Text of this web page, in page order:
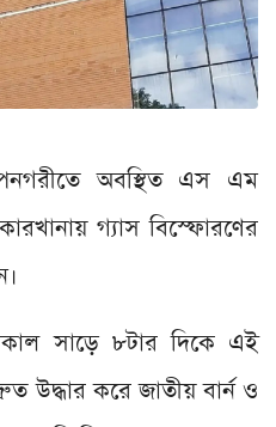
অবস্থিত এস এম
কারখানায় গ্যাস বিস্ফোরণের
সাড়ে ৮টার দিকে এই
উদ্ধার করে জাতীয় বার্ন ও